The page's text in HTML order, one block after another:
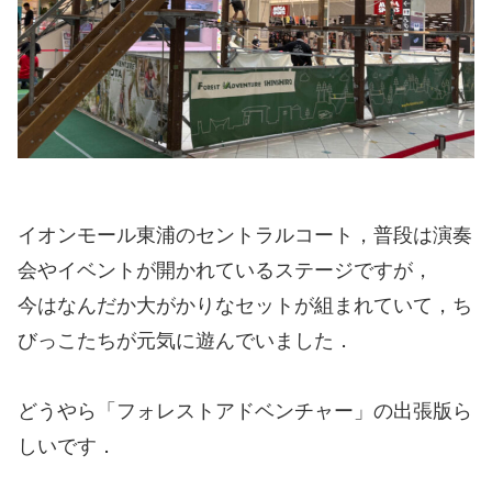
イオンモール東浦のセントラルコート，普段は演奏
会やイベントが開かれているステージですが，
今はなんだか大がかりなセットが組まれていて，ち
びっこたちが元気に遊んでいました．
どうやら「フォレストアドベンチャー」の出張版ら
しいです．